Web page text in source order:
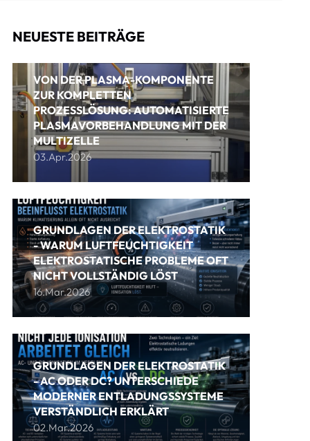
NEUESTE BEITRÄGE
VON DER PLASMA-KOMPONENTE
ZUR KOMPLETTEN
PROZESSLÖSUNG: AUTOMATISIERTE
PLASMAVORBEHANDLUNG MIT DER
MULTIZELLE
03.Apr.2026
GRUNDLAGEN DER ELEKTROSTATIK
- WARUM LUFTFEUCHTIGKEIT
ELEKTROSTATISCHE PROBLEME OFT
NICHT VOLLSTÄNDIG LÖST
16.Mar.2026
GRUNDLAGEN DER ELEKTROSTATIK
- AC ODER DC? UNTERSCHIEDE
MODERNER ENTLADUNGSSYSTEME
VERSTÄNDLICH ERKLÄRT
02.Mar.2026